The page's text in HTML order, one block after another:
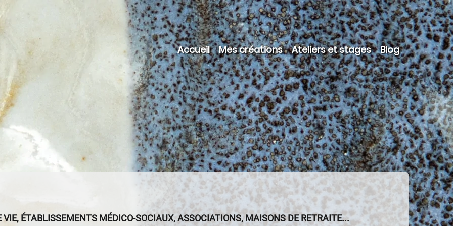
Main
navigation
Accueil Mes créations Ateliers et stages Blog
VIE, ÉTABLISSEMENTS MÉDICO-SOCIAUX, ASSOCIATIONS, MAISONS DE RETRAITE...